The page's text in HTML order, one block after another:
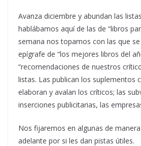
Avanza diciembre y abundan las
hablábamos aquí de las de “libros
semana nos topamos con las que
epígrafe de “los mejores libros del
“recomendaciones de nuestros
listas. Las publican los suplementos
elaboran y avalan los críticos; las
inserciones publicitarias, las
Nos fijaremos en algunas de
adelante por si les dan pistas útiles.